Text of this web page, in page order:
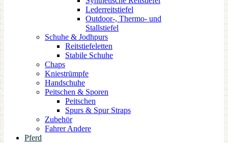
Lederreitstiefel
Outdoor-, Thermo- und
Stallstiefel
Schuhe & Jodhpurs
Reitstiefeletten
Stabile Schuhe
Chaps
Kniestrümpfe
Handschuhe
Peitschen & Sporen
Peitschen
Spurs & Spur Straps
Zubehör
Fahrer Andere
Pferd